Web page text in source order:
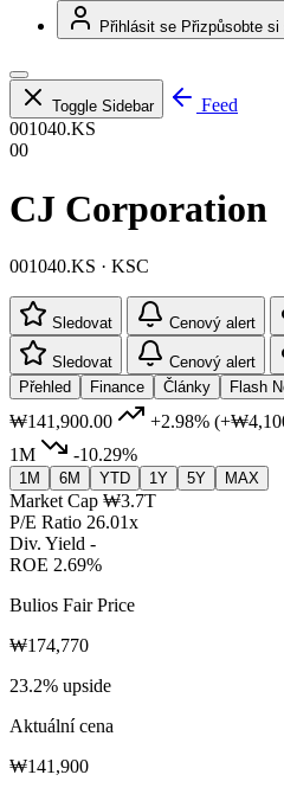
Přihlásit se Přizpůsobte si
Toggle Sidebar
Feed
001040.KS
00
CJ Corporation
001040.KS · KSC
Sledovat Cenový alert
Sledovat
Cenový alert
Přehled
Finance Články Flash
₩141,900.00 +2.98%
1M
-10.29%
1M 6M YTD 1Y 5Y MAX
Market Cap ₩3.7T
P/E Ratio 26.01x
Div. Yield -
ROE 2.69%
Bulios Fair Price
₩174,770
23.2% upside
Aktuální cena
₩141,900